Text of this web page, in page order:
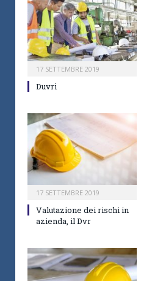
17 SETTEMBRE 2019
Duvri
17 SETTEMBRE 2019
Valutazione dei rischi in
azienda, il Dvr